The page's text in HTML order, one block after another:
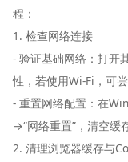
程：
1. 检查网络连接
- 验证基础网络：打开
性，若使用Wi-Fi，可
- 重置网络配置：在
→“网络重置”，清空缓
2. 清理浏览器缓存与